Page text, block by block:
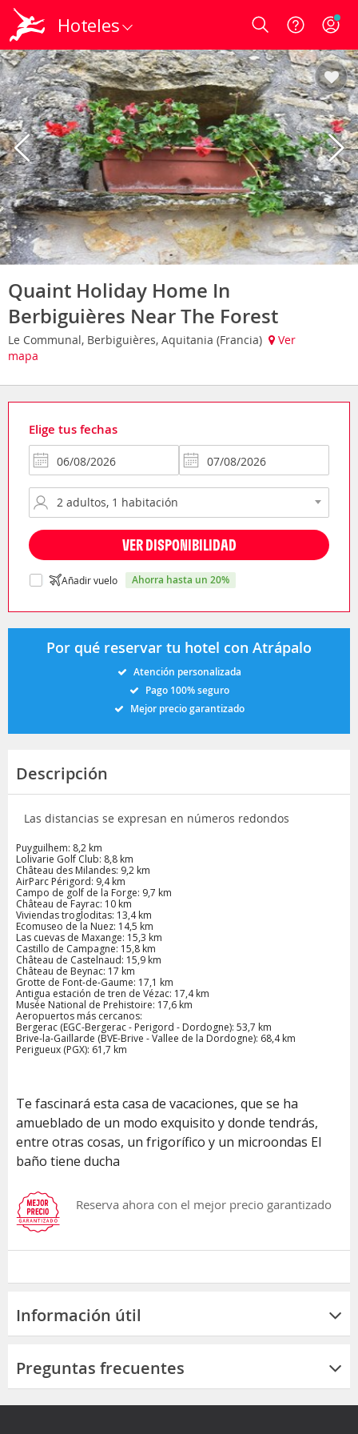
Hoteles Login
Quaint Holiday Home In
Berbiguières Near The Forest
Le Communal, Berbiguières, Aquitania (Francia)
Ver
mapa
Elige tus fechas
VER DISPONIBILIDAD
Añadir vuelo ahorra hasta un 20%
Por qué reservar tu hotel con Atrápalo
Atención personalizada
Pago 100% seguro
Mejor precio garantizado
Descripción
Las distancias se expresan en números redondos
Puyguilhem: 8,2 km
Lolivarie Golf Club: 8,8 km
Château des Milandes: 9,2 km
AirParc Périgord: 9,4 km
Campo de golf de la Forge: 9,7 km
Château de Fayrac: 10 km
Viviendas trogloditas: 13,4 km
Ecomuseo de la Nuez: 14,5 km
Las cuevas de Maxange: 15,3 km
Castillo de Campagne: 15,8 km
Château de Castelnaud: 15,9 km
Château de Beynac: 17 km
Grotte de Font-de-Gaume: 17,1 km
Antigua estación de tren de Vézac: 17,4 km
Musée National de Prehistoire: 17,6 km
Aeropuertos más cercanos:
Bergerac (EGC-Bergerac - Perigord - Dordogne): 53,7 km
Brive-la-Gaillarde (BVE-Brive - Vallee de la Dordogne): 68,4 km
Perigueux (PGX): 61,7 km
Te fascinará esta casa de vacaciones, que se ha
amueblado de un modo exquisito y donde tendrás,
entre otras cosas, un frigorífico y un microondas El
baño tiene ducha
Reserva ahora con el mejor precio garantizado
Información útil
Preguntas frecuentes